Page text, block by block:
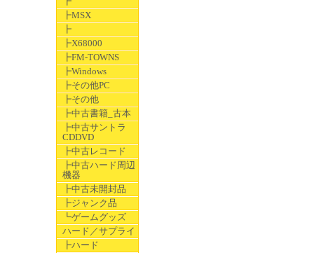
┣MSX
┣
┣X68000
┣FM-TOWNS
┣Windows
┣その他PC
┣その他
┣中古書籍_古本
┣中古サントラ
CDDVD
┣中古レコード
┣中古ハード周辺
機器
┣中古未開封品
┣ジャンク品
┗ゲームグッズ
ハード／サプライ
┣ハード